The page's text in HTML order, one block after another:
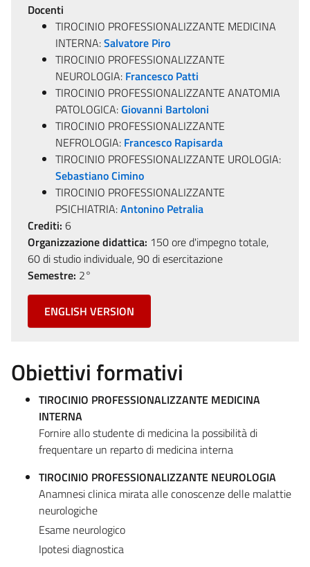
Docenti
TIROCINIO PROFESSIONALIZZANTE MEDICINA
INTERNA:Salvatore Piro
TIROCINIO PROFESSIONALIZZANTE
NEUROLOGIA: Francesco Patti
TIROCINIO PROFESSIONALIZZANTE ANATOMIA
PATOLOGICA:Giovanni Bartoloni
TIROCINIO PROFESSIONALIZZANTE
NEFROLOGIA: Francesco Rapisarda
TIROCINIO PROFESSIONALIZZANTE UROLOGIA:
Sebastiano Cimino
TIROCINIO PROFESSIONALIZZANTE
PSICHIATRIA:Antonino Petralia
Crediti: 6
Organizzazione didattica: 150 ore d'impegno totale,
60 di studio individuale, 90 di esercitazione
Semestre: 2°
ENGLISH VERSION
Obiettivi formativi
TIROCINIO PROFESSIONALIZZANTE MEDICINA
INTERNA
Fornire allo studente di medicina la possibilità di
frequentare un reparto di medicina interna
TIROCINIO PROFESSIONALIZZANTE NEUROLOGIA
Anamnesi clinica mirata alle conoscenze delle malattie
neurologiche
Esame neurologico
Ipotesi diagnostica